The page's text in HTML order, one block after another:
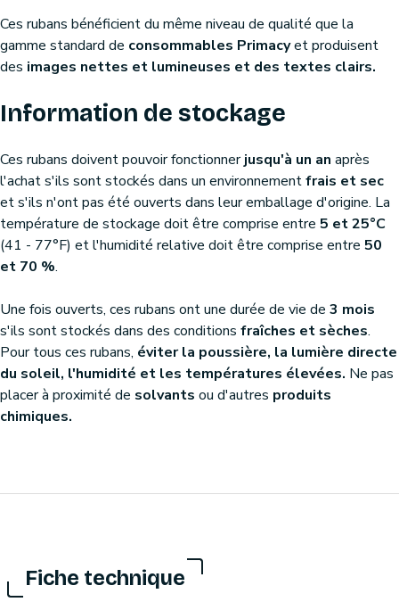
Ces rubans bénéficient du même niveau de qualité que la
gamme standard de consommables Primacyet produisent
des images nettes et lumineuses et des textes clairs.
Information de stockage
Ces rubans doivent pouvoir fonctionnerjusqu'à un an après
l'achat s'ils sont stockés dans un environnementfrais et sec
et s'ils n'ont pas été ouverts dans leur emballage d'origine. La
température de stockage doit être comprise entre 5 et 25°C
(41 - 77°F) et l'humidité relative doit être comprise entre 50
et 70 %.
Une fois ouverts, ces rubans ont une durée de vie de 3 mois
s'ils sont stockés dans des conditions fraîches et sèches.
Pour tous ces rubans, éviter la poussière, la lumière directe
du soleil, l'humidité et les températures élevées. Ne pas
placer à proximité de solvants ou d'autres produits
chimiques.
Fiche technique